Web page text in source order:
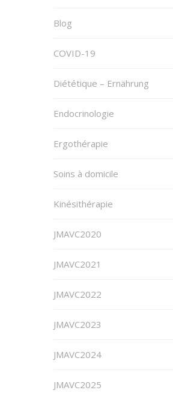
Blog
COVID-19
Diététique – Ernährung
Endocrinologie
Ergothérapie
Soins à domicile
Kinésithérapie
JMAVC2020
JMAVC2021
JMAVC2022
JMAVC2023
JMAVC2024
JMAVC2025